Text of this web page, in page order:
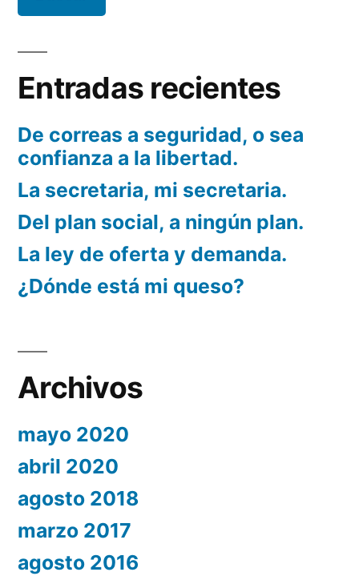
Entradas recientes
De correas a seguridad, o sea
confianza a la libertad.
La secretaria, mi secretaria.
Del plan social, a ningún plan.
La ley de oferta y demanda.
¿Dónde está mi queso?
Archivos
mayo 2020
abril 2020
agosto 2018
marzo 2017
agosto 2016